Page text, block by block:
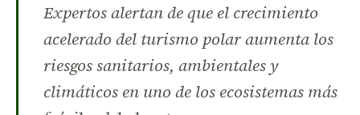
Expertos alertan de que el crecimiento
acelerado del turismo polar aumenta los
riesgos sanitarios, ambientales y
climáticos en uno de los ecosistemas más